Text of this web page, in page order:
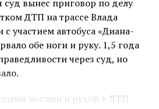
автомобилей
журналистам губернатор
двухдневного визита будут
договорённости.
от Самарской области
вынес приговор по делу
ДТП на трассе Влада
участием автобуса «Диана-
обе ноги и руку. 1,5 года
через суд, но